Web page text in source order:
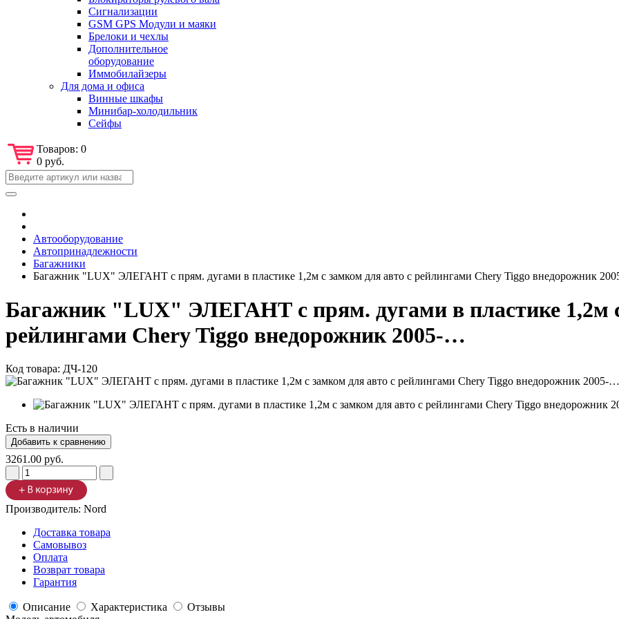
Сигнализации
GSM GPS Модули и маяки
Брелоки и чехлы
Дополнительное
оборудование
Иммобилайзеры
Для дома и офиса
Винные шкафы
Минибар-холодильник
Сейфы
Товаров: 0
0 руб.
Автооборудование
Автопринадлежности
Багажники
Багажник "LUX" ЭЛЕГАНТ с прям. дугами в пластике 1,2м с замком для авто с рейлингами Chery Tiggo внедорожник
Багажник "LUX" ЭЛЕГАНТ с прям. дугами в пластике 1,2м
рейлингами Chery Tiggo внедорожник 2005-…
Код товара: ДЧ-120
Есть в наличии
3261.00 руб.
Производитель: Nord
Доставка товара
Самовывоз
Оплата
Возврат товара
Гарантия
Описание Характеристика
Отзывы